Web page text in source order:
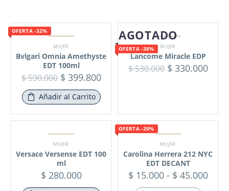
OFERTA -32%
MUJER
Bvlgari Omnia Amethyste
EDT 100ml
$590.000 $ 399.800
Añadir al Carrito
AGOTADO
OFERTA -38% MUJER
Lancome Miracle EDP
$530.000 $ 330.000
MUJER
Versace Versense EDT 100
ml
$ 280.000
OFERTA -29%
MUJER
Carolina Herrera 212 NYC
EDT DECANT
$ 15.000 - $ 45.000